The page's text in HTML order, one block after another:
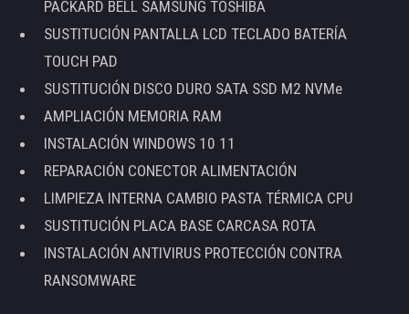
PACKARD BELL SAMSUNG TOSHIBA
SUSTITUCIÓN PANTALLA LCD TECLADO BATERÍA
TOUCH PAD
SUSTITUCIÓN DISCO DURO SATA SSD M2 NVMe
AMPLIACIÓN MEMORIA RAM
INSTALACIÓN WINDOWS 10 11
REPARACIÓN CONECTOR ALIMENTACIÓN
LIMPIEZA INTERNA CAMBIO PASTA TÉRMICA CPU
SUSTITUCIÓN PLACA BASE CARCASA ROTA
INSTALACIÓN ANTIVIRUS PROTECCIÓN CONTRA
RANSOMWARE